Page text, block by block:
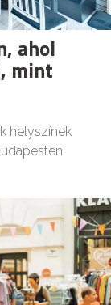
ahol
mint
helyszínek